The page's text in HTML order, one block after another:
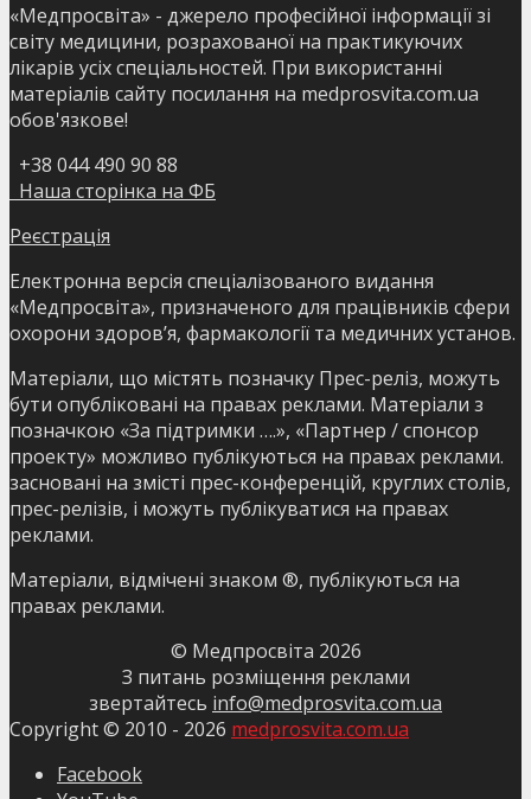
«Медпросвіта» - джерело професійної інформації зі
світу медицини, розрахованої на практикуючих
лікарів усіх спеціальностей. При використанні
матеріалів сайту посилання на medprosvita.com.ua
обов'язкове!
+38 044 490 90 88
Наша сторінка на ФБ
Реєстрація
Електронна версія спеціалізованого видання
«Медпросвіта», призначеного для працівників сфери
охорони здоров’я, фармакології та медичних установ.
Матеріали, що містять позначку Прес-реліз, можуть
бути опубліковані на правах реклами. Матеріали з
позначкою «За підтримки ….», «Партнер / спонсор
проекту» можливо публікуються на правах реклами.
засновані на змісті прес-конференцій, круглих столів,
прес-релізів, і можуть публікуватися на правах
реклами.
Матеріали, відмічені знаком ®, публікуються на
правах реклами.
© Медпросвіта 2026
З питань розміщення реклами
звертайтесь info@medprosvita.com.ua
Copyright © 2010 - 2026 medprosvita.com.ua
Facebook